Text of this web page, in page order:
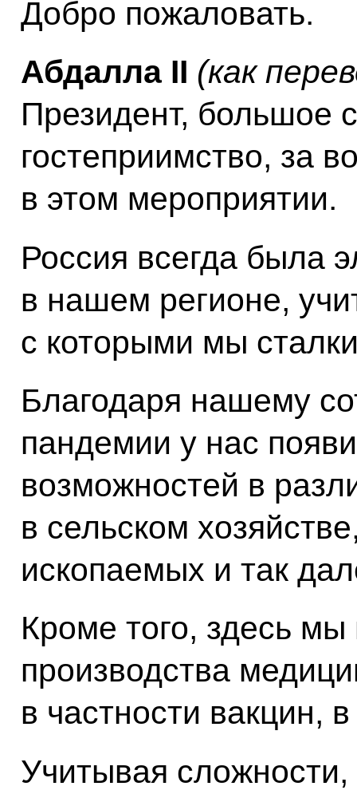
Добро пожаловать.
Абдалла II (как
Президент, большое
гостеприимство, за
в этом мероприятии.
Россия всегда была
в нашем регионе,
с которыми мы
Благодаря нашему
пандемии у нас
возможностей в
в сельском
ископаемых и так
Кроме того, здесь
производства
в частности вакцин,
Учитывая